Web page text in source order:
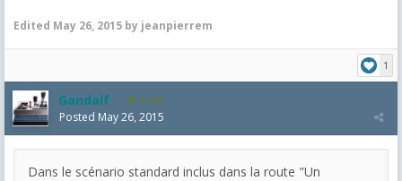
Edited May 26, 2015 by jeanpierrem
1
Gandalf 2,463
Posted May 26, 2015
Dans le scénario standard inclus dans la route "Un